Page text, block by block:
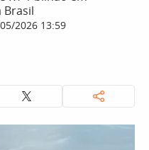
Brasil
2026 13:59